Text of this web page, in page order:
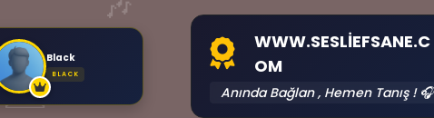
✉️
Black
BLACK
WWW.SESLIEFSANE.C
OM
Anında Bağlan , Hemen Tanış ! 🎧